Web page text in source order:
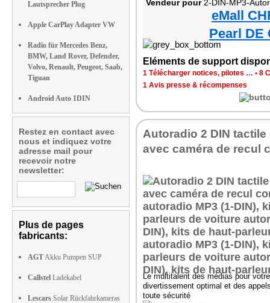
Lautsprecher Plug
Apple CarPlay Adapter VW
Radio für Mercedes Benz,
BMW, Land Rover, Defender,
Volvo, Renault, Peugeot, Saab,
Tiguan
Android Auto 1DIN
Restez en contact avec
nous et indiquez votre
adresse mail pour
recevoir notre
newsletter:
Plus de pages
fabricants:
AGTAkku Pumpen SUP
Callstel Ladekabel
Lescars Solar Rückfahrkameras
Vendeur pour2-DIN-MP3-Autoradio mit
eMall
Pearl DE
Eléments de support
1 Télécharger notices, pilotes … • 8
1 Avis presse & récompenses
Autoradio 2 DIN tactile
avec caméra de recul
Le multitalent des médias pour
divertissement optimal et des
toute sécurité